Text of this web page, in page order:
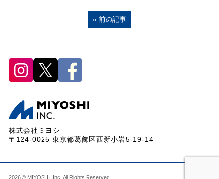
« 前の記事
株式会社ミヨシ
〒124-0025 東京都葛飾区西新小岩5-19-14
2026 © MIYOSHI, Inc. All Rights Reserved.